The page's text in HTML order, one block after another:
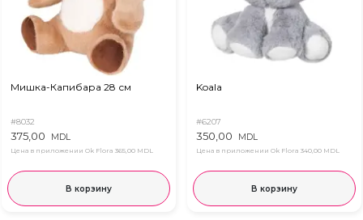
Мишка-Капибара 28 см
#8032
375,00 MDL
Цена в приложении Ok Flora 365,00 MDL
В корзину
Koala
#6207
350,00 MDL
Цена в приложении Ok Flora 340,00 MDL
В корзину